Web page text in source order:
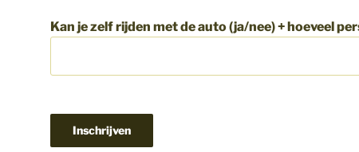
Kan je zelf rijden met de auto (ja/nee) + hoeveel